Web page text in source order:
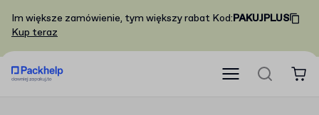
Im większe zamówienie, tym większy rabat Kod:PAKUJPLUS
Kup teraz